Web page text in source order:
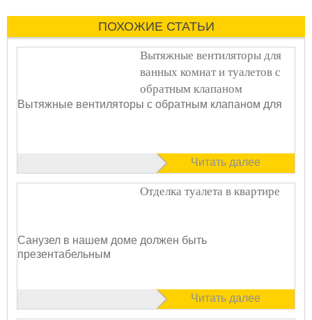
ПОХОЖИЕ СТАТЬИ
Вытяжные вентиляторы для
ванных комнат и туалетов с
обратным клапаном
Вытяжные вентиляторы с обратным клапаном для
Читать далее
Отделка туалета в квартире
Санузел в нашем доме должен быть
презентабельным
Читать далее